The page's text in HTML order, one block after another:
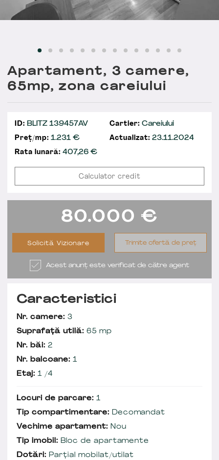
Apartament, 3 camere,
65mp, zona careiului
ID: BLITZ 139457AV Cartier: Careiului
Preț/mp: 1.231 € Actualizat: 23.11.2024
Rata lunară: 407,26€
Calculator credit
80.000 €
Solicită Vizionare Trimite ofertă de preț
Acest anunț este verificat de către agent
Caracteristici
Nr. camere: 3
Suprafață utilă: 65 mp
Nr. băi: 2
Nr. balcoane: 1
Etaj: 1 /4
Locuri de parcare: 1
Tip compartimentare: Decomandat
Vechime apartament: Nou
Tip imobil: Bloc de apartamente
Dotări: Parțial mobilat/utilat